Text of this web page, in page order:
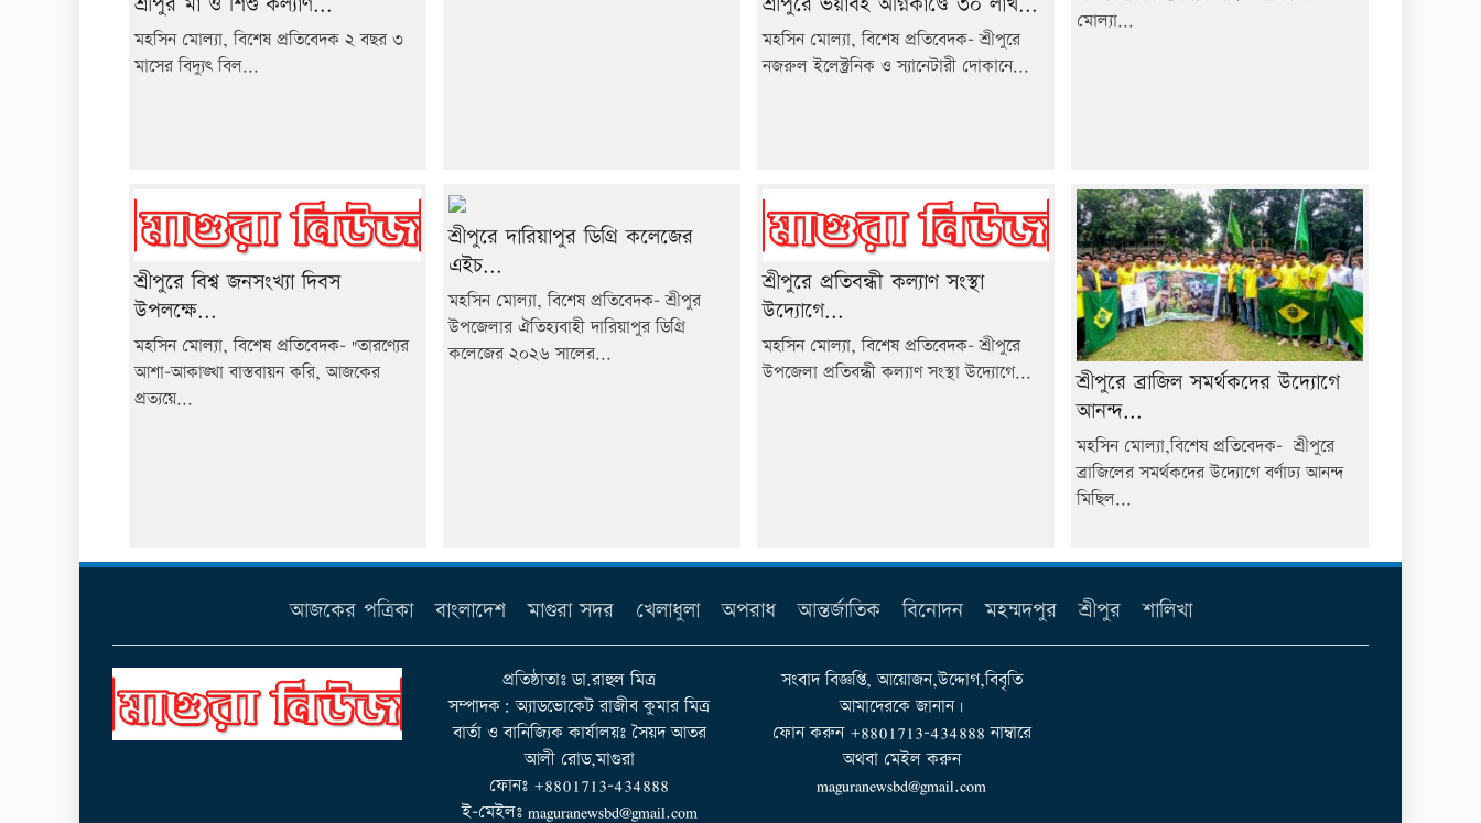
মহসিন মোল্যা, বিশেষ প্রতিবেদক ২ বছর ৩
মাসের বিদ্যুৎ বিল...
মহসিন মোল্যা, বিশেষ প্রতিবেদক- শ্রীপুরে
নজরুল ইলেক্ট্রনিক ও স্যানেটারী দোকানে...
মোল্যা...
শ্রীপুরে বিশ্ব জনসংখ্যা দিবস
উপলক্ষে...
মহসিন মোল্যা, বিশেষ প্রতিবেদক- "তারণ্যের
আশা-আকাঙ্খা বাস্তবায়ন করি, আজকের
প্রত্যয়ে...
শ্রীপুরে দারিয়াপুর ডিগ্রি কলেজের
এইচ...
মহসিন মোল্যা, বিশেষ প্রতিবেদক- শ্রীপুর
উপজেলার ঐতিহ্যবাহী দারিয়াপুর ডিগ্রি
কলেজের ২০২৬ সালের...
শ্রীপুরে প্রতিবন্ধী কল্যাণ সংস্থা
উদ্যোগে...
মহসিন মোল্যা, বিশেষ প্রতিবেদক- শ্রীপুরে
উপজেলা প্রতিবন্ধী কল্যাণ সংস্থা উদ্যোগে...
শ্রীপুরে ব্রাজিল সমর্থকদের উদ্যোগে
আনন্দ...
মহসিন মোল্যা,বিশেষ প্রতিবেদক- শ্রীপুরে
ব্রাজিলের সমর্থকদের উদ্যোগে বর্ণাঢ্য আনন্দ
মিছিল...
আজকের পত্রিকা বাংলাদেশ মাগুরা সদর খেলাধুলা অপরাধ আন্তর্জাতিক বিনোদন মহম্মদপুর শ্রীপুর শালিখা
প্রতিষ্ঠাতাঃ ডা.রাহুল মিত্র
সম্পাদক: অ্যাডভোকেট রাজীব কুমার মিত্র
বার্তা ও বানিজ্যিক কার্যালয়ঃ সৈয়দ আতর
আলী রোড,মাগুরা
ফোনঃ +8801713-434888
ই-মেইলঃ maguranewsbd@gmail.com
সংবাদ বিজ্ঞপ্তি, আয়োজন,উদ্দোগ,বিবৃতি
আমাদেরকে জানান।
ফোন করুন +8801713-434888 নাম্বারে
অথবা মেইল করুন
maguranewsbd@gmail.com